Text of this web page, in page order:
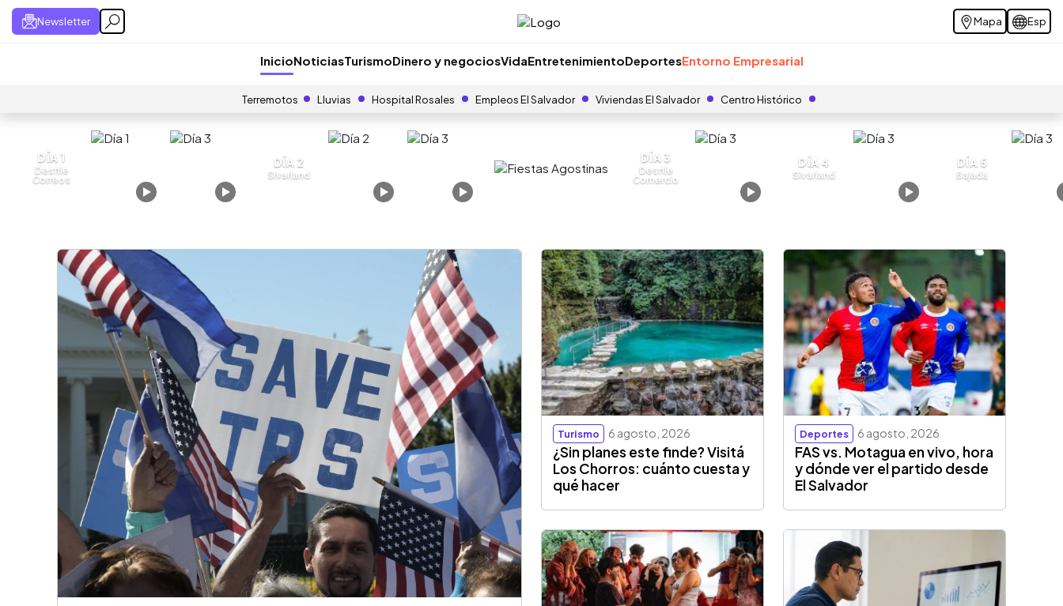
Newsletter Mapa Esp
InicioNoticiasTurismoDinero y negociosVidaEntretenimientoDeportesEntorno Empresarial
Terremotos Lluvias Hospital Rosales Empleos El Salvador Viviendas El Salvador Centro Histórico
DÍA 1
Desfile
Correos
DÍA 2
Sivarland
DÍA 3
Desfile
Comercio
DÍA 4
Sivarland
DÍA 5
Bajada
Turismo 6 agosto, 2026
¿Sin planes este finde? Visitá
Los Chorros: cuánto cuesta y
qué hacer
Deportes 6 agosto, 2026
FAS vs. Motagua en vivo, hora
y dónde ver el partido desde
El Salvador